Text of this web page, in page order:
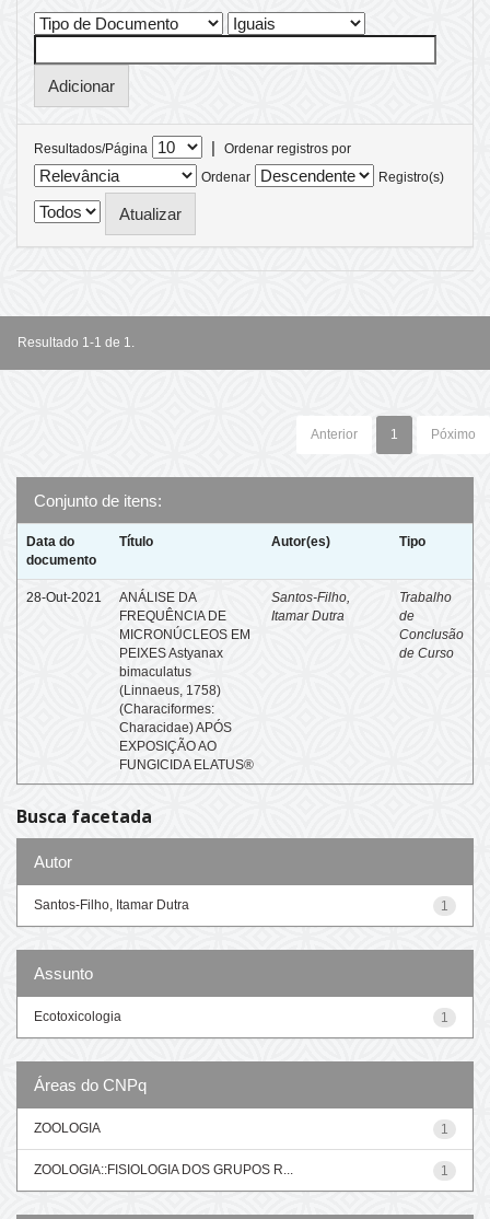
Resultados/Página |
Ordenar registros por
Ordenar
Registro(s)
Resultado 1-1 de 1.
Anterior 1 Póximo
Conjunto de itens:
Data do
documento
Título Autor(es) Tipo
28-Out-2021
ANÁLISE DA
FREQUÊNCIA DE
MICRONÚCLEOS EM
PEIXES Astyanax
bimaculatus
(Linnaeus, 1758)
(Characiformes:
Characidae) APÓS
EXPOSIÇÃO AO
FUNGICIDA ELATUS®
Santos-Filho,
Itamar Dutra
Trabalho
de
Conclusão
de Curso
Busca facetada
Autor
1
Santos-Filho, Itamar Dutra
Assunto
1
Ecotoxicologia
Áreas do CNPq
1
ZOOLOGIA
1
ZOOLOGIA::FISIOLOGIA DOS GRUPOS R...